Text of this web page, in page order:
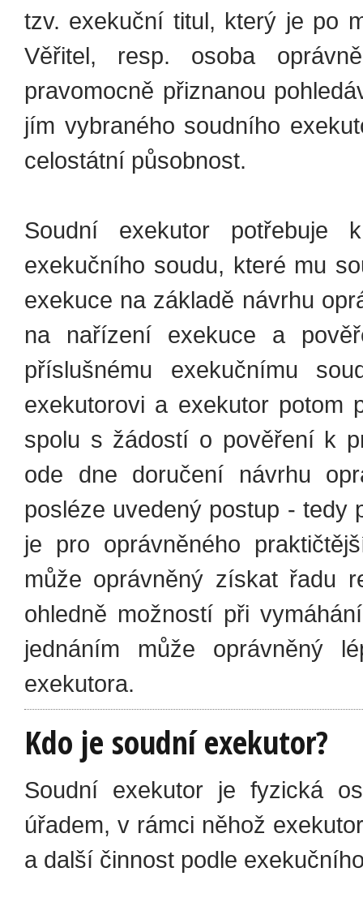
tzv. exekuční titul, který je po
Věřitel, resp. osoba
pravomocně přiznanou
jím vybraného soudního
celostátní působnost.
Soudní exekutor potřebuje
exekučního soudu, které mu
exekuce na základě návrhu
na nařízení exekuce a
příslušnému exekučnímu
exekutorovi a exekutor potom
spolu s žádostí o pověření k
ode dne doručení návrhu
posléze uvedený postup - tedy
je pro oprávněného
může oprávněný získat řadu
ohledně možností při
jednáním může oprávněný
exekutora.
Kdo je soudní exekutor?
Soudní exekutor je fyzická
úřadem, v rámci něhož
a další činnost podle